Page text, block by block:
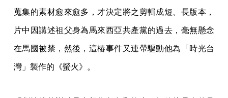
蒐集的素材愈來愈多，才決定將之剪輯成短、長版本，
片中因講述祖父身為馬來西亞共產黨的過去，毫無懸念
在馬國被禁，然後，這樁事件又連帶驅動他為「時光台
灣」製作的《螢火》。